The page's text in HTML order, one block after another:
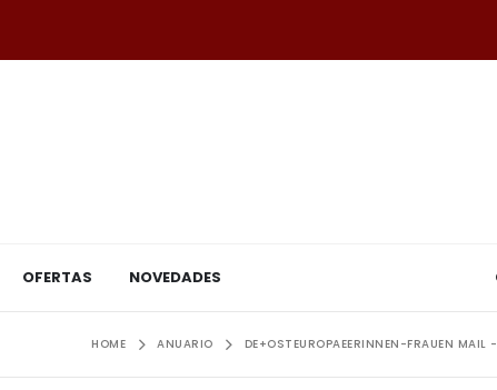
OFERTAS NOVEDADES
HOME ANUARIO DE+OSTEUROPAEERINNEN-FRAUEN MAIL